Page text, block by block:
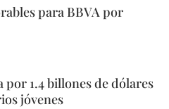
para BBVA por
1.4 billones de dólares
jóvenes